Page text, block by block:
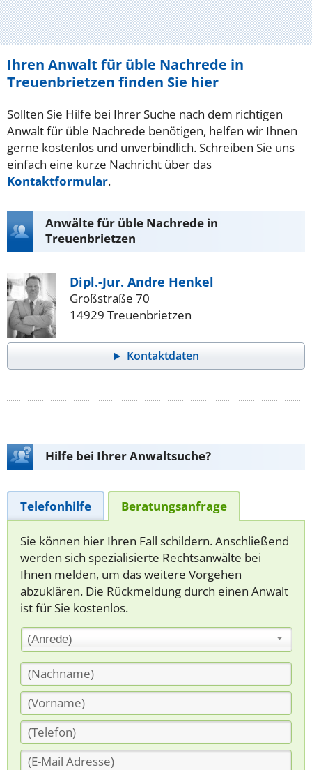
Ihren Anwalt für üble Nachrede in
Treuenbrietzen finden Sie hier
Sollten Sie Hilfe bei Ihrer Suche nach dem richtigen
Anwalt für üble Nachrede benötigen, helfen wir Ihnen
gerne kostenlos und unverbindlich. Schreiben Sie uns
einfach eine kurze Nachricht über das
Kontaktformular.
Anwälte für üble Nachrede in
Treuenbrietzen
Dipl.-Jur. Andre Henkel
Großstraße 70
14929 Treuenbrietzen
Kontaktdaten
Hilfe bei Ihrer Anwaltsuche?
Telefonhilfe Beratungsanfrage
Sie können hier Ihren Fall schildern. Anschließend
werden sich spezialisierte Rechtsanwälte bei
Ihnen melden, um das weitere Vorgehen
abzuklären. Die Rückmeldung durch einen Anwalt
ist für Sie kostenlos.
(Anrede)